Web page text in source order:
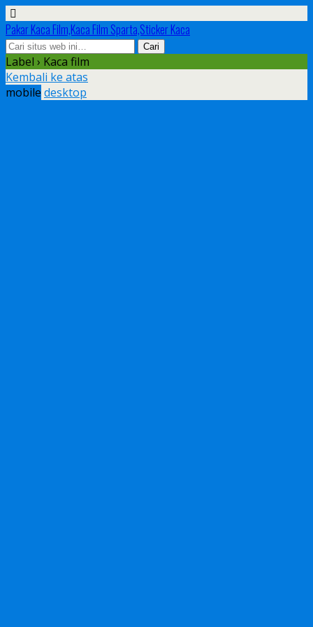
Pakar Kaca Film,Kaca Film Sparta,Sticker Kaca
Label › Kaca film
Kembali ke atas
mobile desktop